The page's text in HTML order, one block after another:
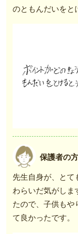
のともんだいをと
保護者の方
先生自身が、とて
わらいだ気がしま
たので、子供もや
て良かったです。